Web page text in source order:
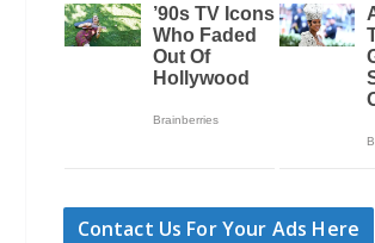
Contact Us For Your Ads Here